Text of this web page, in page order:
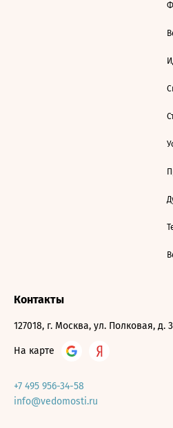
Контакты
127018, г. Москва, ул. Полковая, д.
На карте
+7 495 956-34-58
info@vedomosti.ru